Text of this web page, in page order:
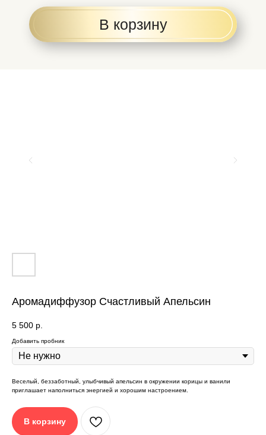
Аромадиффузор Счастливый Апельсин
5 500 р.
Добавить пробник
Веселый, беззаботный, улыбчивый апельсин в окружении корицы и ванили
приглашает наполниться энергией и хорошим настроением.
В корзину